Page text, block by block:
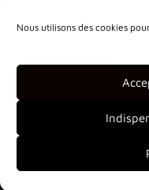
Nous utilisons des cookies
2026 ©